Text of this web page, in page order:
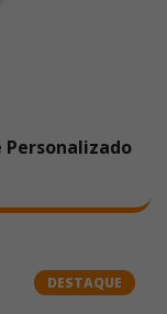
DESTAQUE